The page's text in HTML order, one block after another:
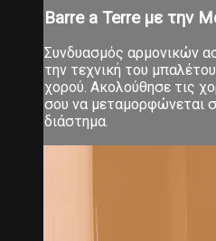
Barre a Terre με την
Συνδυασμός αρμονικών
την τεχνική του
χορού. Ακολούθησε τις
σου να μεταμορφώνεται
διάστημα.